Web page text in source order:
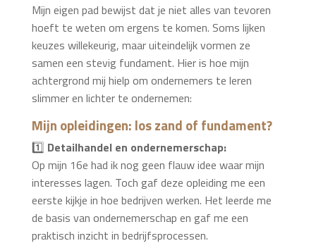
Mijn eigen pad bewijst dat je niet alles van tevoren
hoeft te weten om ergens te komen. Soms lijken
keuzes willekeurig, maar uiteindelijk vormen ze
samen een stevig fundament. Hier is hoe mijn
achtergrond mij hielp om ondernemers te leren
slimmer en lichter te ondernemen:
Mijn opleidingen: los zand of fundament?
1️⃣ Detailhandel en ondernemerschap:
Op mijn 16e had ik nog geen flauw idee waar mijn
interesses lagen. Toch gaf deze opleiding me een
eerste kijkje in hoe bedrijven werken. Het leerde me
de basis van ondernemerschap en gaf me een
praktisch inzicht in bedrijfsprocessen.